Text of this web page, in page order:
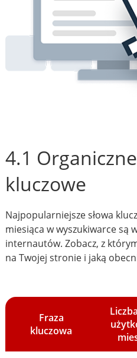
4.1
kluczowe
Najpopularniejsze słowa
miesiąca w wyszukiwarce są
internautów. Zobacz, z
na Twojej stronie i jaką
Fraza
kluczowa